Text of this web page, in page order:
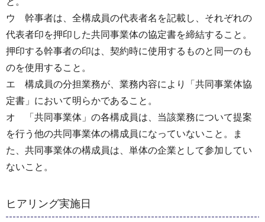
ウ 幹事者は、全構成員の代表者名を記載し、それぞれの
代表者印を押印した共同事業体の協定書を締結すること。
押印する幹事者の印は、契約時に使用するものと同一のも
のを使用すること。
エ 構成員の分担業務が、業務内容により「共同事業体協
定書」において明らかであること。
オ 「共同事業体」の各構成員は、当該業務について提案
を行う他の共同事業体の構成員になっていないこと。ま
た、共同事業体の構成員は、単体の企業として参加してい
ないこと。
ヒアリング実施日